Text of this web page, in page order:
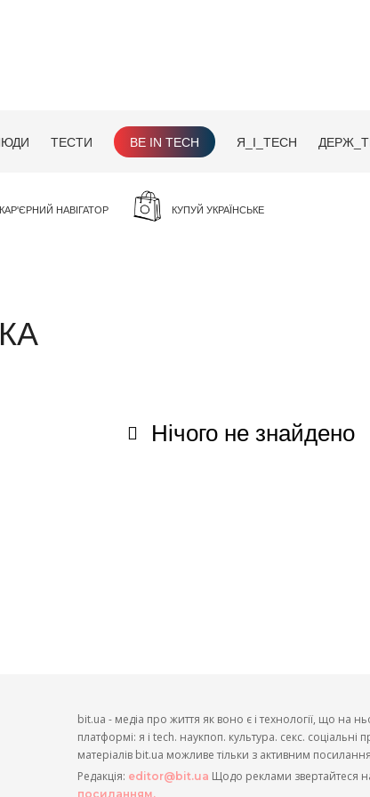
ТЕСТИ BE IN TECH Я_І_TECH
КАР'ЄРНИЙ НАВІГАТОР КУПУЙ УКРАЇНСЬКЕ
Нічого не знайдено
bit.ua - медіа про життя як воно є і технології, що на
платформі: я і tech. наукпоп. культура. секс. соціальні
матеріалів bit.ua можливе тільки з активним
Редакція: editor@bit.ua Щодо реклами звертайтеся
посиланням.